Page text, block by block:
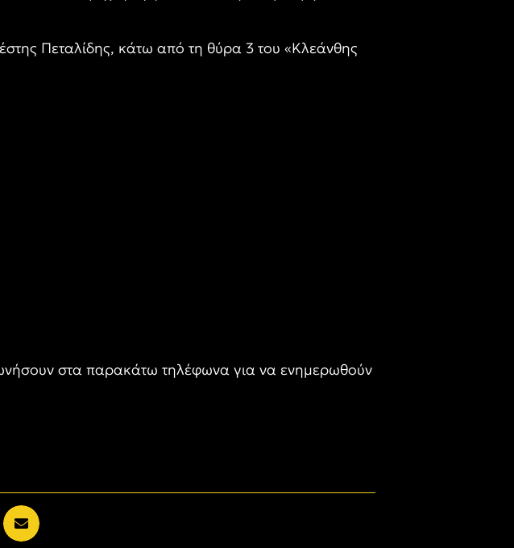
Πεταλίδης, κάτω από τη θύρα 3 του «Κλεάνθης
στα παρακάτω τηλέφωνα για να ενημερωθούν